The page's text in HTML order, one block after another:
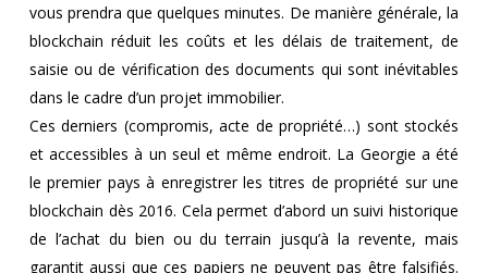
vous prendra que quelques minutes. De manière générale, la
blockchain réduit les coûts et les délais de traitement, de
saisie ou de vérification des documents qui sont inévitables
dans le cadre d’un projet immobilier.
Ces derniers (compromis, acte de propriété…) sont stockés
et accessibles à un seul et même endroit. La Georgie a été
le premier pays à enregistrer les titres de propriété sur une
blockchain dès 2016. Cela permet d’abord un suivi historique
de l’achat du bien ou du terrain jusqu’à la revente, mais
garantit aussi que ces papiers ne peuvent pas être falsifiés.